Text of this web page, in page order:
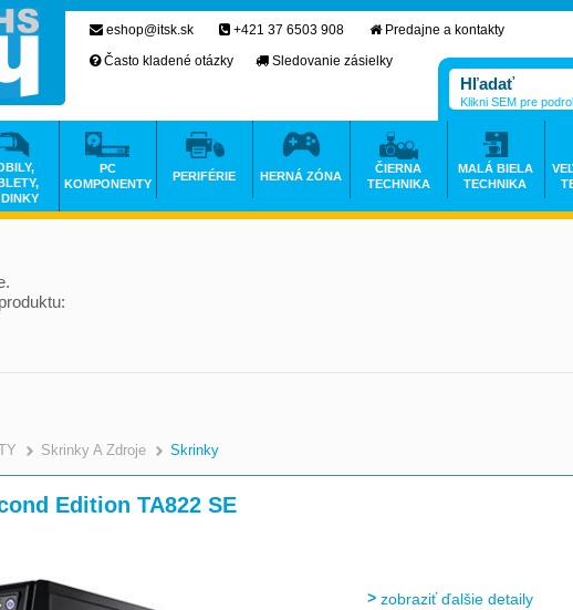
Skrinky A Zdroje Skrinky
Edition TA822 SE
zobraziť ďalšie detaily
eshop@itsk.sk +421 37 6503 908
Predajne a kontakty
Často kladené otázky
Sledovanie zásielky
Klikni SEM pre
PC
KOMPONENTY
PERIFÉRIE HERNÁ ZÓNA
ČIERNA
TECHNIKA
MALÁ BIELA
TECHNIKA